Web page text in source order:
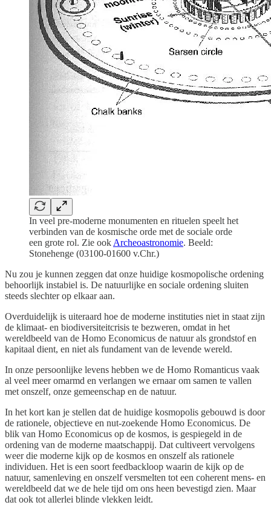
In veel pre-moderne monumenten en rituelen speelt het
verbinden van de kosmische orde met de sociale orde
een grote rol. Zie ook Archeoastronomie. Beeld:
Stonehenge (03100-01600 v.Chr.)
Nu zou je kunnen zeggen dat onze huidige kosmopolische ordening
behoorlijk instabiel is. De natuurlijke en sociale ordening sluiten
steeds slechter op elkaar aan.
Overduidelijk is uiteraard hoe de moderne instituties niet in staat zijn
de klimaat- en biodiversiteitcrisis te bezweren, omdat in het
wereldbeeld van de Homo Economicus de natuur als grondstof en
kapitaal dient, en niet als fundament van de levende wereld.
In onze persoonlijke levens hebben we de Homo Romanticus vaak
al veel meer omarmd en verlangen we ernaar om samen te vallen
met onszelf, onze gemeenschap en de natuur.
In het kort kan je stellen dat de huidige kosmopolis gebouwd is door
de rationele, objectieve en nut-zoekende Homo Economicus. De
blik van Homo Economicus op de kosmos, is gespiegeld in de
ordening van de moderne maatschappij. Dat cultiveert vervolgens
weer die moderne kijk op de kosmos en onszelf als rationele
individuen. Het is een soort feedbackloop waarin de kijk op de
natuur, samenleving en onszelf versmelten tot een coherent mens- en
wereldbeeld dat we de hele tijd om ons heen bevestigd zien. Maar
dat ook tot allerlei blinde vlekken leidt.